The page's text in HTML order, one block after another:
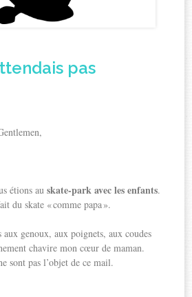
pas
étions auskate-park avec les enfants.
du skate « comme papa ».
genoux, aux poignets, aux coudes
chavire mon cœur de maman.
sont pas l’objet de ce mail.